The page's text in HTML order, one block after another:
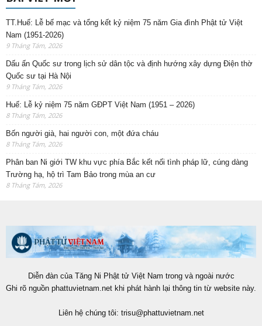
TT.Huế: Lễ bế mạc và tổng kết kỷ niệm 75 năm Gia đình Phật tử Việt
Nam (1951-2026)
9 Tháng Tám, 2026
Dấu ấn Quốc sư trong lịch sử dân tộc và định hướng xây dựng Điện thờ
Quốc sư tại Hà Nội
9 Tháng Tám, 2026
Huế: Lễ kỷ niệm 75 năm GĐPT Việt Nam (1951 – 2026)
8 Tháng Tám, 2026
Bốn người già, hai người con, một đứa cháu
8 Tháng Tám, 2026
Phân ban Ni giới TW khu vực phía Bắc kết nối tình pháp lữ, cúng dàng
Trường hạ, hộ trì Tam Bảo trong mùa an cư
8 Tháng Tám, 2026
Diễn đàn của Tăng Ni Phật tử Việt Nam trong và ngoài nước
Ghi rõ nguồn phattuvietnam.net khi phát hành lại thông tin từ website này.
Liên hệ chúng tôi: trisu@phattuvietnam.net